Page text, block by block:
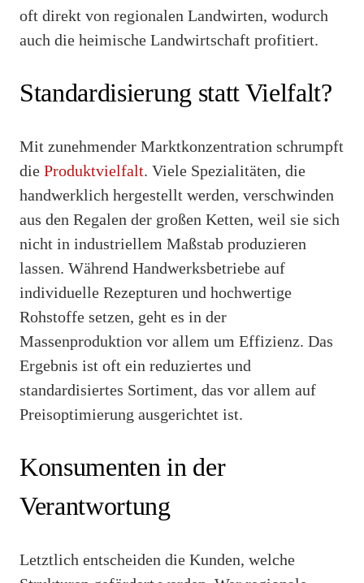
oft direkt von regionalen Landwirten, wodurch
auch die heimische Landwirtschaft profitiert.
Standardisierung statt Vielfalt?
Mit zunehmender Marktkonzentration schrumpft
die Produktvielfalt. Viele Spezialitäten, die
handwerklich hergestellt werden, verschwinden
aus den Regalen der großen Ketten, weil sie sich
nicht in industriellem Maßstab produzieren
lassen. Während Handwerksbetriebe auf
individuelle Rezepturen und hochwertige
Rohstoffe setzen, geht es in der
Massenproduktion vor allem um Effizienz. Das
Ergebnis ist oft ein reduziertes und
standardisiertes Sortiment, das vor allem auf
Preisoptimierung ausgerichtet ist.
Konsumenten in der
Verantwortung
Letztlich entscheiden die Kunden, welche